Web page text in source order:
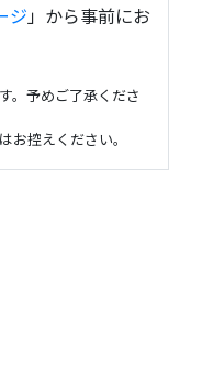
ジ 」から事前にお
。予めご了承くださ
控えください。